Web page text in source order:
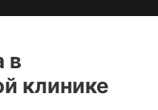
в
клинике